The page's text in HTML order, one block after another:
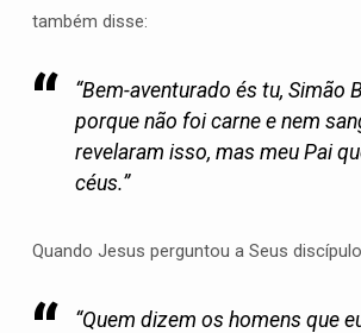
também disse:
“Bem-aventurado és tu, Simão
porque não foi carne e nem
revelaram isso, mas meu Pai
céus.”
Quando Jesus perguntou a Seus
“Quem dizem os homens que